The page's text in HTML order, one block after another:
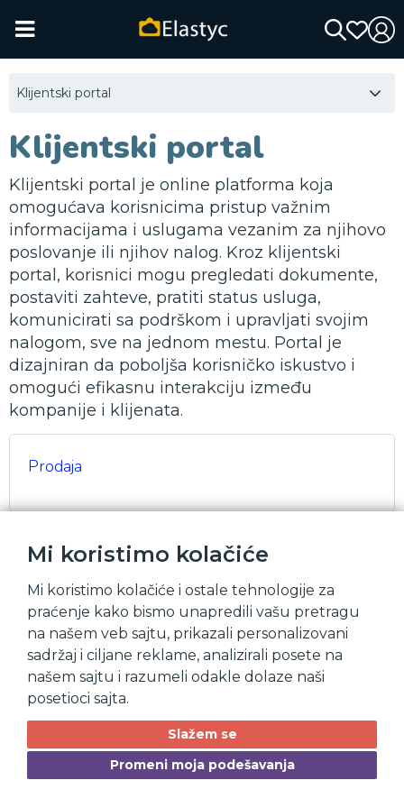
Mi koristimo kolačiće
Mi koristimo kolačiće i ostale tehnologije za
praćenje kako bismo unapredili vašu pretragu
na našem veb sajtu, prikazali personalizovani
sadržaj i ciljane reklame, analizirali posete na
našem sajtu i razumeli odakle dolaze naši
posetioci sajta.
Slažem se
Promeni moja podešavanja
Klijentski portal
Klijentski portal
Klijentski portal je online platforma koja
omogućava korisnicima pristup važnim
informacijama i uslugama vezanim za njihovo
poslovanje ili njihov nalog. Kroz klijentski
portal, korisnici mogu pregledati dokumente,
postaviti zahteve, pratiti status usluga,
komunicirati sa podrškom i upravljati svojim
nalogom, sve na jednom mestu. Portal je
dizajniran da poboljša korisničko iskustvo i
omogući efikasnu interakciju između
kompanije i klijenata.
Prodaja
HR
Podrška
Finansije